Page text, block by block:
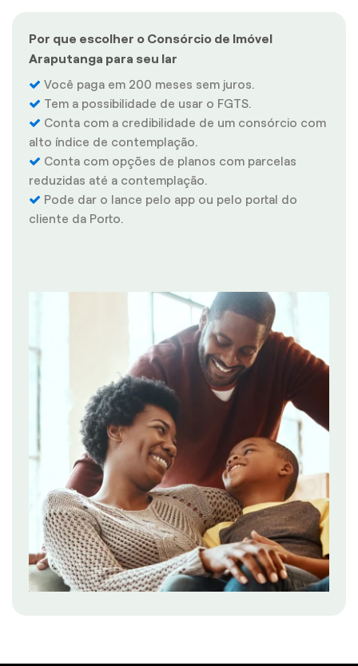
Por que escolher o Consórcio de Imóvel
Araputanga para seu lar
Você paga em 200 meses sem juros.
Tem a possibilidade de usar o FGTS.
Conta com a credibilidade de um consórcio com
alto índice de contemplação.
Conta com opções de planos com parcelas
reduzidas até a contemplação.
Pode dar o lance pelo app ou pelo portal do
cliente da Porto.